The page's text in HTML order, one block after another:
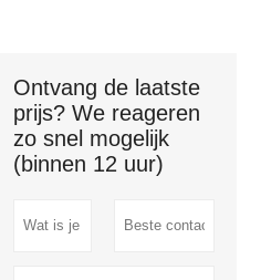
Ontvang de laatste
prijs? We reageren
zo snel mogelijk
(binnen 12 uur)